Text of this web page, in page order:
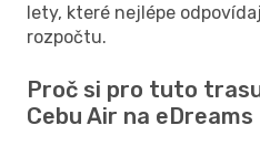
lety, které nejlépe
rozpočtu.
Proč si pro tuto
Cebu Air na eDreams